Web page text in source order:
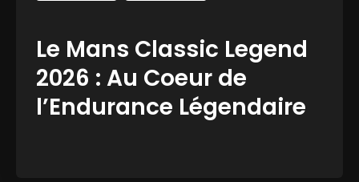
Le Mans Classic Legend
2026 : Au Coeur de
l’Endurance Légendaire